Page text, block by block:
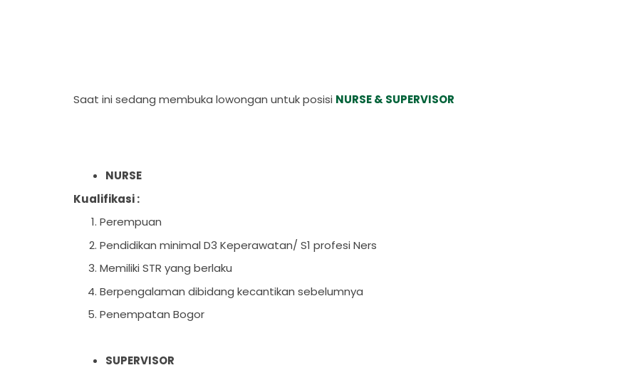
Saat ini sedang membuka lowongan untuk posisi NURSE & SUPERVISOR
NURSE
Kualifikasi :
Perempuan
Pendidikan minimal D3 Keperawatan/ S1 profesi Ners
Memiliki STR yang berlaku
Berpengalaman dibidang kecantikan sebelumnya
Penempatan Bogor
SUPERVISOR